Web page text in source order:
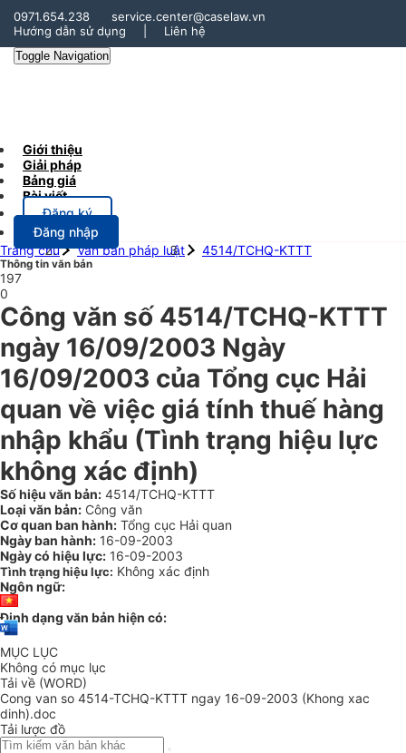
0971.654.238
service.center@caselaw.vn
Hướng dẫn sử dụng
Liên hệ
Toggle Navigation
Giới thiệu
Giải pháp
Bảng giá
Bài viết
Đăng ký
Đăng nhập
Trang chủ
Văn bản pháp luật 4514/TCHQ-KTTT
Thông tin văn bản
197
0
Công văn số 4514/TCHQ-KTTT
ngày 16/09/2003 Ngày
16/09/2003 của Tổng cục Hải
quan về việc giá tính thuế hàng
nhập khẩu (Tình trạng hiệu lực
không xác định)
Số hiệu văn bản: 4514/TCHQ-KTTT
Loại văn bản: Công văn
Cơ quan ban hành: Tổng cục Hải quan
Ngày ban hành: 16-09-2003
Ngày có hiệu lực: 16-09-2003
Tình trạng hiệu lực: Không xác định
Ngôn ngữ:
Định dạng văn bản hiện có:
MỤC LỤC
Không có mục lục
Tải về (WORD)
Cong van so 4514-TCHQ-KTTT ngay 16-09-2003 (Khong xac
dinh).doc
Tải lược đồ